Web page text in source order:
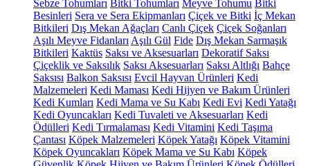
Sebze Tohumları Bitki Tohumları Meyve Tohumu Bitki
Besinleri Sera ve Sera Ekipmanları Çiçek ve Bitki İç Mekan
Bitkileri Dış Mekan Ağaçları Canlı Çiçek Çiçek Soğanları
Aşılı Meyve Fidanları Aşılı Gül Fide Dış Mekan Sarmaşık
Bitkileri Kaktüs Saksı ve Aksesuarları Dekoratif Saksı
Çiçeklik ve Saksılık Saksı Aksesuarları Saksı Altlığı Bahçe
Saksısı Balkon Saksısı Evcil Hayvan Ürünleri Kedi
Malzemeleri Kedi Maması Kedi Hijyen ve Bakım Ürünleri
Kedi Kumları Kedi Mama ve Su Kabı Kedi Evi Kedi Yatağı
Kedi Oyuncakları Kedi Tuvaleti ve Aksesuarları Kedi
Ödülleri Kedi Tırmalaması Kedi Vitamini Kedi Taşıma
Çantası Köpek Malzemeleri Köpek Yatağı Köpek Vitamini
Köpek Oyuncakları Köpek Mama ve Su Kabı Köpek